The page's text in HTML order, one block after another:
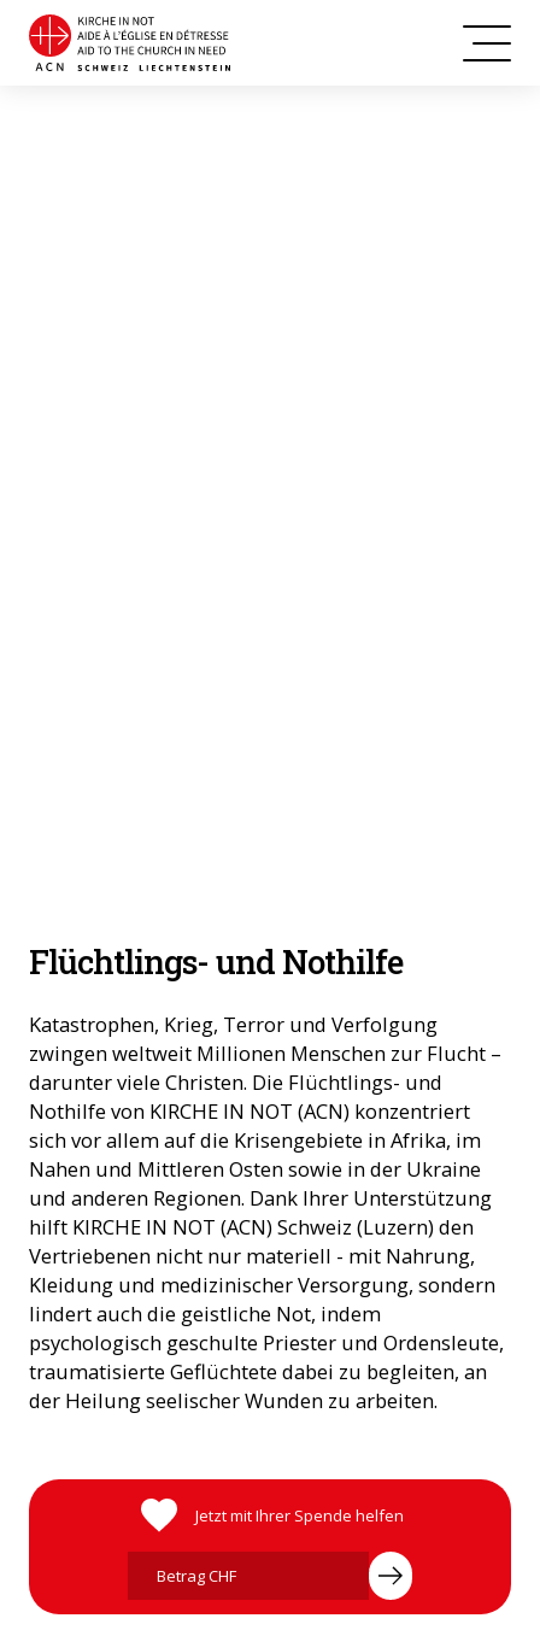
Flüchtlings- und Nothilfe
Katastrophen, Krieg, Terror und Verfolgung
zwingen weltweit Millionen Menschen zur Flucht –
darunter viele Christen. Die Flüchtlings- und
Nothilfe von KIRCHE IN NOT (ACN) konzentriert
sich vor allem auf die Krisengebiete in Afrika, im
Nahen und Mittleren Osten sowie in der Ukraine
und anderen Regionen. Dank Ihrer Unterstützung
hilft KIRCHE IN NOT (ACN) Schweiz (Luzern) den
Vertriebenen nicht nur materiell - mit Nahrung,
Kleidung und medizinischer Versorgung, sondern
lindert auch die geistliche Not, indem
psychologisch geschulte Priester und Ordensleute,
traumatisierte Geflüchtete dabei zu begleiten, an
der Heilung seelischer Wunden zu arbeiten.
Jetzt mit Ihrer Spende helfen